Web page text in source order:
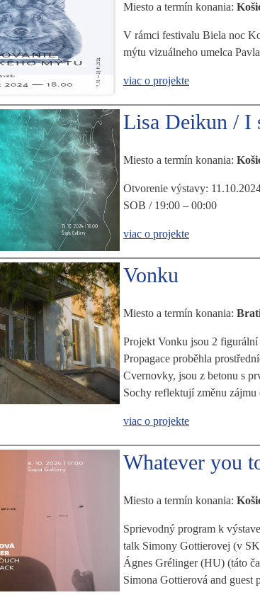
Miesto a termín konania:
V rámci festivalu Biela noc
mýtu vizuálneho umelca
viac o projekte
Lisa Deikun / I
Miesto a termín konania:
Otvorenie výstavy:
SOB / 19:00 – 00:00
viac o projekte
Vonku
Miesto a termín konania:
Projekt Vonku jsou 2
Propagace proběhla
Cvernovky, jsou z betonu s
Sochy reflektují změnu
viac o projekte
Whatever you
Miesto a termín konania:
Sprievodný program k
talk Simony Gottierovej (v
Ágnes Grélinger (HU) (táto
Simona Gottierová and